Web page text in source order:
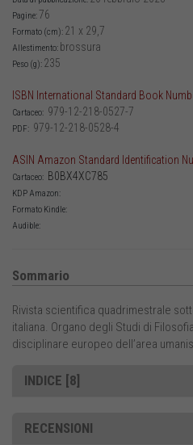
Pagine:76
Formato (cm): 21 x 29,7
Allestimento: brossura
Peso (g): 235
ISBN International Standard Book
Cartaceo: 979-12-218-0527-7
PDF: 979-12-218-0528-4
ASIN Amazon Standard Identification
Cartaceo: B0BX4XC785
KDP Amazon:
Formato Kindle:
Audible:
Sommario
Rivista scientifica quadrimestrale
italiana. Organo degli Studi di
disciplinare europeo dell’area
INDICE [8]
RECENSIONI